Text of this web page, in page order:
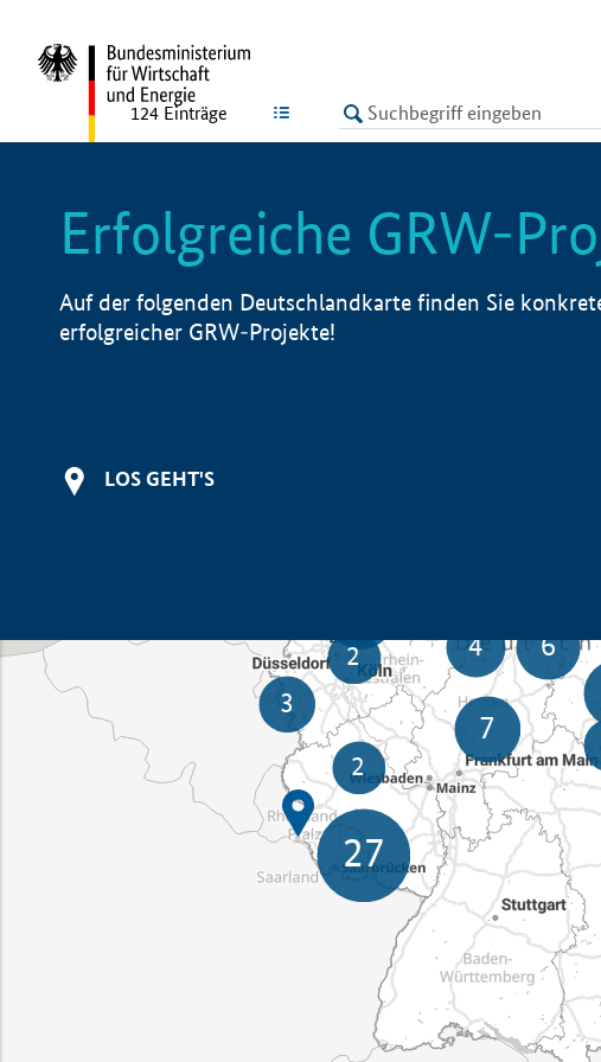
LISTE
124 Einträge
Erfolgreiche GRW-
Auf der folgenden Deutschlandkarte finden Sie
erfolgreicher GRW-Projekte!
LOS GEHT'S